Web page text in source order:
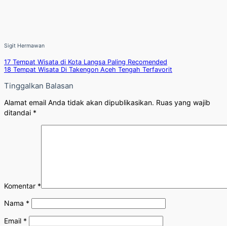
Sigit Hermawan
17 Tempat Wisata di Kota Langsa Paling Recomended
18 Tempat Wisata Di Takengon Aceh Tengah Terfavorit
Tinggalkan Balasan
Alamat email Anda tidak akan dipublikasikan. Ruas yang wajib
ditandai *
Komentar *
Nama *
Email *